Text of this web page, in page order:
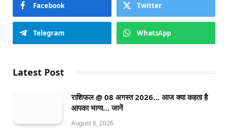
Facebook Twitter
Telegram WhatsApp
Latest Post
राशिफल @ 08 अगस्त 2026… आज क्या कहता है
आपका भाग्य… जानें
August 8, 2026